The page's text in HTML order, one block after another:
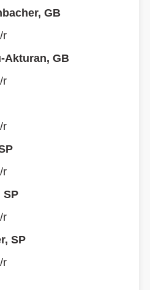
GB
r
Akturan, GB
r
r
r
SP
r
SP
r